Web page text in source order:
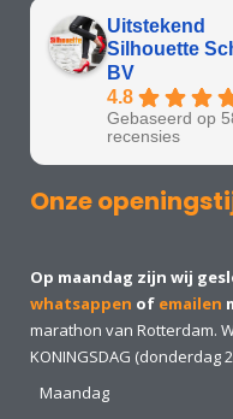
Uitstekend
Silhouette
BV
4.8
Gebaseerd op
recensies
Onze
Op maandag zijn wij
whatsappen of emailen
marathon van Rotterdam.
KONINGSDAG (donderdag
Maandag